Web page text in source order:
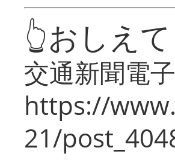
👆おしえ
交通新聞電
https://
21/